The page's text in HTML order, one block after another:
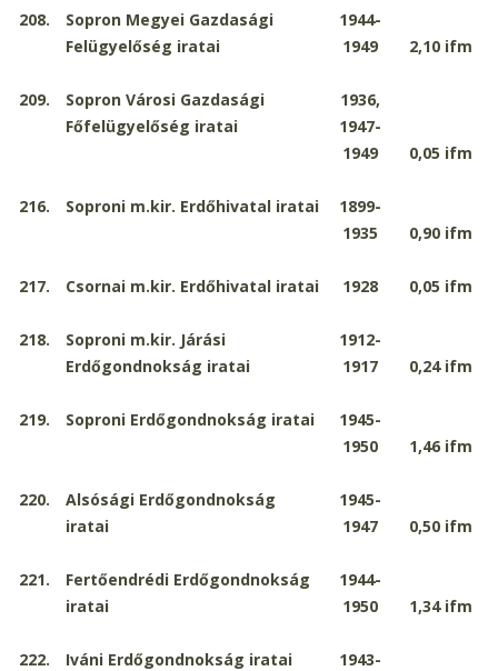
208.
Sopron Megyei Gazdasági
Felügyelőség iratai
1944-
1949
2,10 ifm
209.
Sopron Városi Gazdasági
Főfelügyelőség iratai
1936,
1947-
1949
0,05 ifm
216. Soproni m.kir. Erdőhivatal iratai
1899-
1935
0,90 ifm
217. Csornai m.kir. Erdőhivatal iratai 1928 0,05 ifm
218.
Soproni m.kir. Járási
Erdőgondnokság iratai
1912-
1917
0,24 ifm
219. Soproni Erdőgondnokság iratai
1945-
1950
1,46 ifm
220.
Alsósági Erdőgondnokság
iratai
1945-
1947
0,50 ifm
221.
Fertőendrédi Erdőgondnokság
iratai
1944-
1950
1,34 ifm
222. Iváni Erdőgondnokság iratai
1943-